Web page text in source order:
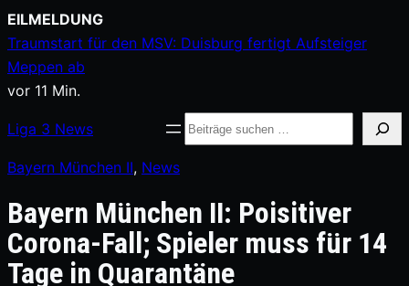
Zum
Inhalt
springen
EILMELDUNG
Traumstart für den MSV: Duisburg fertigt Aufsteiger
Meppen ab
vor 11 Min.
Liga 3 News Suche
Bayern München II, News
Bayern München II: Poisitiver
Corona-Fall; Spieler muss für 14
Tage in Quarantäne